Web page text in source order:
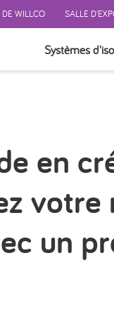
WILLCO SALLE
Systèmes
SYSTÈME
FINITION
ISOLATION
ACCESSOIRES
en
votre
un